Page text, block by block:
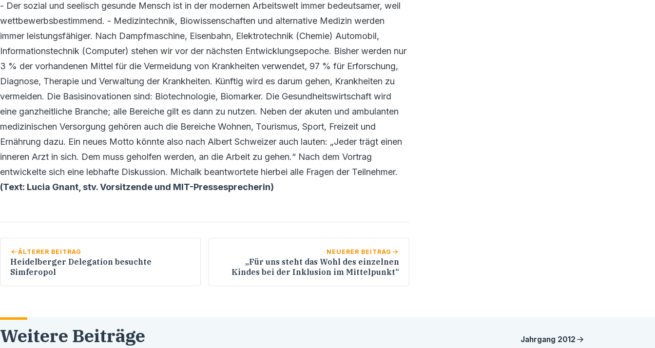
- Der sozial und seelisch gesunde Mensch ist in der modernen Arbeitswelt immer bedeutsamer, weil
wettbewerbsbestimmend. - Medizintechnik, Biowissenschaften und alternative Medizin werden
immer leistungsfähiger. Nach Dampfmaschine, Eisenbahn, Elektrotechnik (Chemie) Automobil,
Informationstechnik (Computer) stehen wir vor der nächsten Entwicklungsepoche. Bisher werden nur
3 % der vorhandenen Mittel für die Vermeidung von Krankheiten verwendet, 97 % für Erforschung,
Diagnose, Therapie und Verwaltung der Krankheiten. Künftig wird es darum gehen, Krankheiten zu
vermeiden. Die Basisinovationen sind: Biotechnologie, Biomarker. Die Gesundheitswirtschaft wird
eine ganzheitliche Branche; alle Bereiche gilt es dann zu nutzen. Neben der akuten und ambulanten
medizinischen Versorgung gehören auch die Bereiche Wohnen, Tourismus, Sport, Freizeit und
Ernährung dazu. Ein neues Motto könnte also nach Albert Schweizer auch lauten: „Jeder trägt einen
inneren Arzt in sich. Dem muss geholfen werden, an die Arbeit zu gehen.“ Nach dem Vortrag
entwickelte sich eine lebhafte Diskussion. Michalk beantwortete hierbei alle Fragen der Teilnehmer.
(Text: Lucia Gnant, stv. Vorsitzende und MIT-Pressesprecherin)
ÄLTERER BEITRAG
Heidelberger Delegation besuchte
Simferopol
NEUERER BEITRAG
„Für uns steht das Wohl des einzelnen
Kindes bei der Inklusion im Mittelpunkt“
Weitere Beiträge Jahrgang 2012